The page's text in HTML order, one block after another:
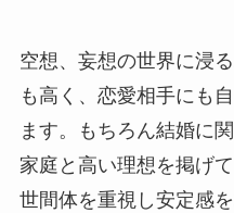
空想、妄想の世界に浸
も高く、恋愛相手にも
ます。もちろん結婚に
家庭と高い理想を掲げ
世間体を重視し安定感